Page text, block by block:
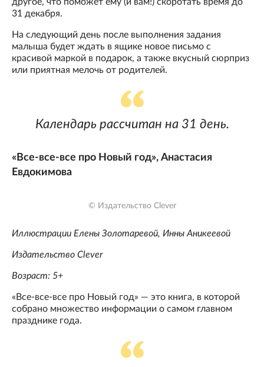
31 декабря.
На следующий день после выполнения задания
малыша будет ждать в ящике новое письмо с
красивой маркой в подарок, а также вкусный сюрприз
или приятная мелочь от родителей.
Календарь рассчитан на 31 день.
«Все-все-все про Новый год», Анастасия
Евдокимова
© Издательство Clever
Иллюстрации Елены Золотаревой, Инны Аникеевой
Издательство Clever
Возраст: 5+
«Все-все-все про Новый год» — это книга, в которой
собрано множество информации о самом главном
празднике года.